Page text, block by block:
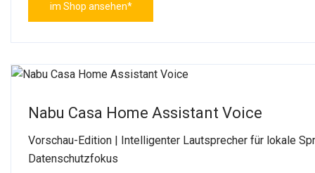
im Shop ansehen*
Nabu Casa Home Assistant Voice
Vorschau-Edition | Intelligenter Lautsprecher für lokale
Datenschutzfokus